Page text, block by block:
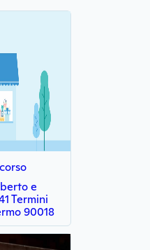
e
Termini
90018